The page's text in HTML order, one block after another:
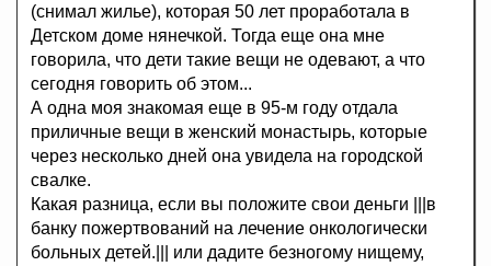
(снимал жилье), которая 50 лет проработала в
Детском доме нянечкой. Тогда еще она мне
говорила, что дети такие вещи не одевают, а что
сегодня говорить об этом...
А одна моя знакомая еще в 95-м году отдала
приличные вещи в женский монастырь, которые
через несколько дней она увидела на городской
свалке.
Какая разница, если вы положите свои деньги |||в
банку пожертвований на лечение онкологически
больных детей.||| или дадите безногому нищему,